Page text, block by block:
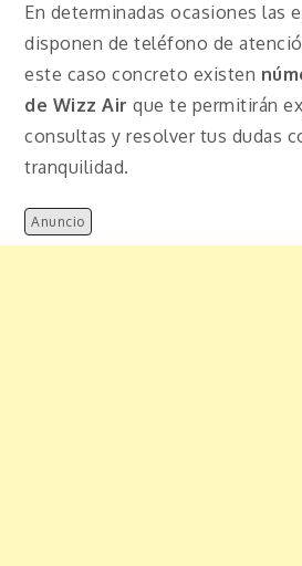
En determinadas ocasiones las
disponen de teléfono de
este caso concreto existen
de Wizz Air que te permitirán
consultas y resolver tus dudas
tranquilidad.
Anuncio